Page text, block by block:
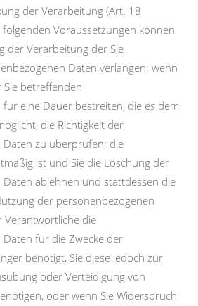
der Verarbeitung (Art. 18
folgenden Voraussetzungen können
der Verarbeitung der Sie
Daten verlangen: wenn
Sie betreffenden
eine Dauer bestreiten, die es dem
die Richtigkeit der
zu überprüfen; die
ist und Sie die Löschung der
ablehnen und stattdessen die
der personenbezogenen
Verantwortliche die
für die Zwecke der
benötigt, Sie diese jedoch zur
oder Verteidigung von
oder wenn Sie Widerspruch